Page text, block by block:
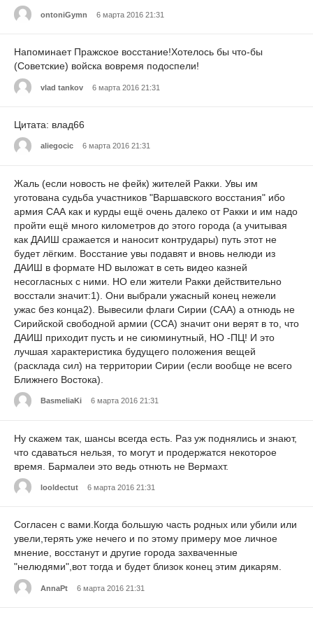
ontoniGymn 6 марта 2016 21:31
Напоминает Пражское восстание!Хотелось бы что-бы
(Советские) войска вовремя подоспели!
vlad tankov 6 марта 2016 21:31
Цитата: влад66
aliegocic 6 марта 2016 21:31
Жаль (если новость не фейк) жителей Ракки. Увы им
уготована судьба участников "Варшавского восстания" ибо
армия САА как и курды ещё очень далеко от Ракки и им надо
пройти ещё много километров до этого города (а учитывая
как ДАИШ сражается и наносит контрудары) путь этот не
будет лёгким. Восстание увы подавят и вновь нелюди из
ДАИШ в формате HD выложат в сеть видео казней
несогласных с ними. НО ели жители Ракки действительно
восстали значит:1). Они выбрали ужасный конец нежели
ужас без конца2). Вывесили флаги Сирии (САА) а отнюдь не
Сирийской свободной армии (ССА) значит они верят в то, что
ДАИШ приходит пусть и не сиюминутный, НО -ПЦ! И это
лучшая характеристика будущего положения вещей
(расклада сил) на территории Сирии (если вообще не всего
Ближнего Востока).
ВasmeliaKi 6 марта 2016 21:31
Ну скажем так, шансы всегда есть. Раз уж поднялись и знают,
что сдаваться нельзя, то могут и продержатся некоторое
время. Бармалеи это ведь отнють не Вермахт.
looldectut 6 марта 2016 21:31
Согласен с вами.Когда большую часть родных или убили или
увели,терять уже нечего и по этому примеру мое личное
мнение, восстанут и другие города захваченные
"нелюдями",вот тогда и будет близок конец этим дикарям.
АnnaPt 6 марта 2016 21:31